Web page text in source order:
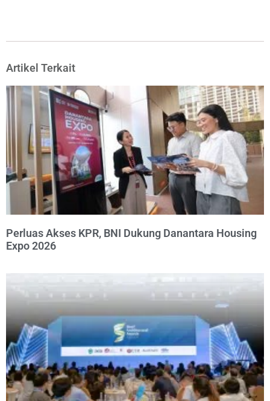
Artikel Terkait
Perluas Akses KPR, BNI Dukung Danantara Housing
Expo 2026